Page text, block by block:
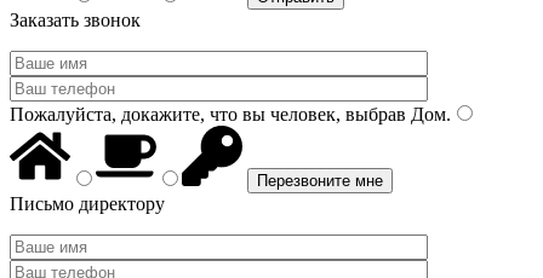
Заказать звонок
Пожалуйста, докажите, что вы человек, выбрав Дом.
Письмо директору